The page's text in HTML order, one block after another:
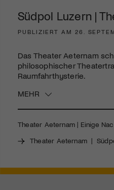
Südpol Luzern |
PUBLIZIERT AM 26.
Das Theater Aeternam
philosophischer
Raumfahrthysterie.
MEHR
Theater Aeternam | Einige
Theater Aeternam |
Jetzt